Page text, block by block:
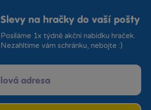
Slevy na hračky do vaší pošty
Posíláme 1x týdně akční nabídku hraček.
Nezahltíme vám schránku, nebojte :)